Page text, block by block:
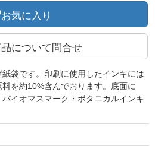
お気に入り
品について問合せ
袋です。印刷に使用したインキには
を約10%含んでおります。底面に
イオマスマーク・ボタニカルインキ